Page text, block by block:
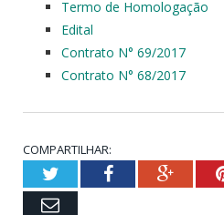
Termo de Homologação
Edital
Contrato N° 69/2017
Contrato N° 68/2017
COMPARTILHAR:
TwitterFacebook
Email